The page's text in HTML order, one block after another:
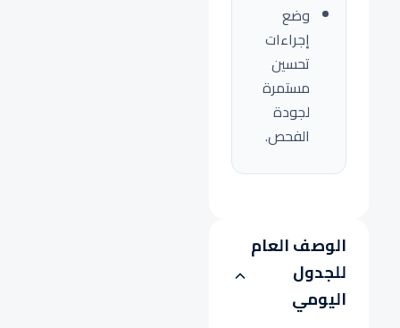
وضع
إجراءات
تحسين
مستمرة
لجودة
الفحص.
الوصف العام
للجدول
اليومي